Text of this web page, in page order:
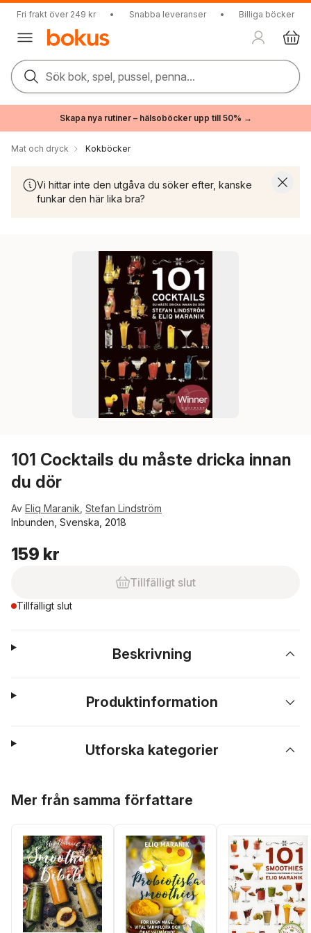
Fri frakt över 249 kr • Snabba leveranser • Billiga böcker
Sök bok, spel, pussel, penna...
Skapa nya rutiner – hälsoböcker upp till 50% →
Mat och dryck Kokböcker
Vi hittar inte den utgåva du söker efter, kanske
funkar den här lika bra?
101 Cocktails du måste dricka innan
du dör
Av Eliq Maranik Stefan Lindström
Inbunden, Svenska, 2018
159 kr
Tillfälligt slut
Tillfälligt slut
Beskrivning
Produktinformation
Utforska kategorier
Mer från samma författare